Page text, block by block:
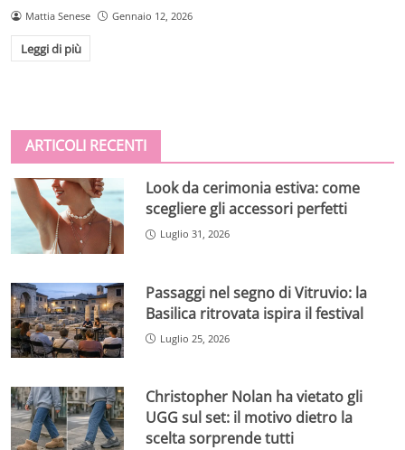
Mattia Senese Gennaio 12, 2026
Leggi di più
ARTICOLI RECENTI
Look da cerimonia estiva: come
scegliere gli accessori perfetti
Luglio 31, 2026
Passaggi nel segno di Vitruvio: la
Basilica ritrovata ispira il festival
Luglio 25, 2026
Christopher Nolan ha vietato gli
UGG sul set: il motivo dietro la
scelta sorprende tutti